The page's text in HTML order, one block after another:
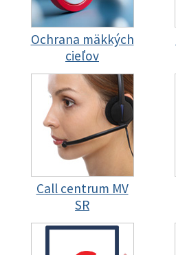
Ochrana mäkkých
cieľov
Call centrum MV
SR